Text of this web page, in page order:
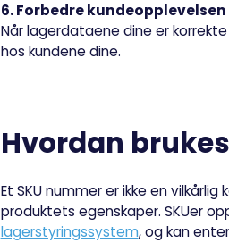
6. Forbedre kundeopplevelsen
Når lagerdataene dine er
hos kundene dine.
Hvordan
Et SKU nummer er ikke en
produktets egenskaper. SKUer
lagerstyringssystem, og kan